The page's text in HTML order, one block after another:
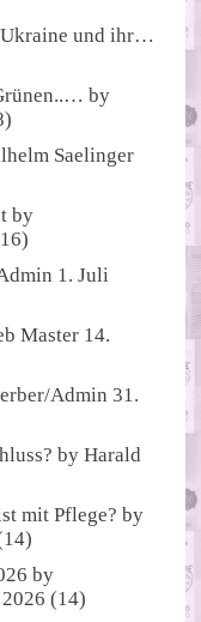
Ukraine und ihr…
by
Saelinger
by
1. Juli
Master 14.
Admin 31.
byHarald
mit Pflege? by
by
(14)